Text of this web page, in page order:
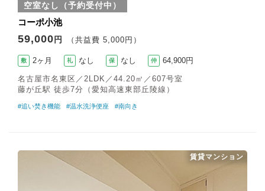
空室なし（予約受付中）
コーポ小池
59,000 円 （共益費 5,000円）
敷 2ヶ月 礼 なし 保 なし 仲 64,900円
名古屋市名東区／2LDK／44.20㎡／607号室
藤が丘駅 徒歩7分（愛知高速東部丘陵線）
#追い焚き機能 #温水洗浄便座 #南向き
賃貸マンション